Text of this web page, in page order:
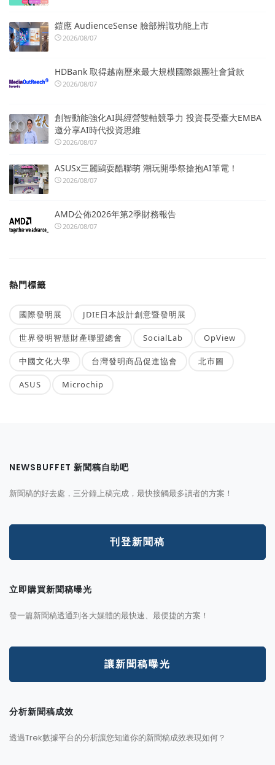
鎧應 AudienceSense 臉部辨識功能上市
2026/08/07
HDBank 取得越南歷來最大規模國際銀團社會貸款
2026/08/07
創智動能強化AI與經營雙軸競爭力 投資長受臺大EMBA
邀分享AI時代投資思維
2026/08/07
ASUSx三麗鷗耍酷聯萌 潮玩開學祭搶抱AI筆電！
2026/08/07
AMD公佈2026年第2季財務報告
2026/08/07
熱門標籤
國際發明展 JDIE日本設計創意暨發明展
世界發明智慧財產聯盟總會 SocialLab OpView
中國文化大學 台灣發明商品促進協會 北市圖
ASUS Microchip
NEWSBUFFET 新聞稿自助吧
新聞稿的好去處，三分鐘上稿完成，最快接觸最多讀者的方案！
刊登新聞稿
立即購買新聞稿曝光
發一篇新聞稿透通到各大媒體的最快速、最便捷的方案！
讓新聞稿曝光
分析新聞稿成效
透過Trek數據平台的分析讓您知道你的新聞稿成效表現如何？